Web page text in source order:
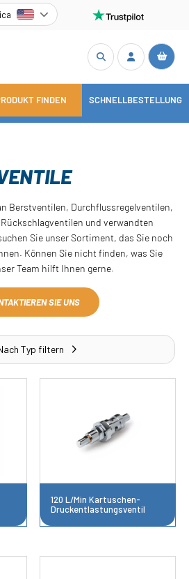
FINDEN SCHNELLBESTELLUNG
Berstventilen, Durchflussregelventilen,
und verwandten
Sie unser Sortiment, das Sie noch
Können Sie nicht finden, was Sie
Team hilft Ihnen gerne.
SIE UNS
Typ filtern
120 L/Min Kartuschen-
Druckentlastungsventil